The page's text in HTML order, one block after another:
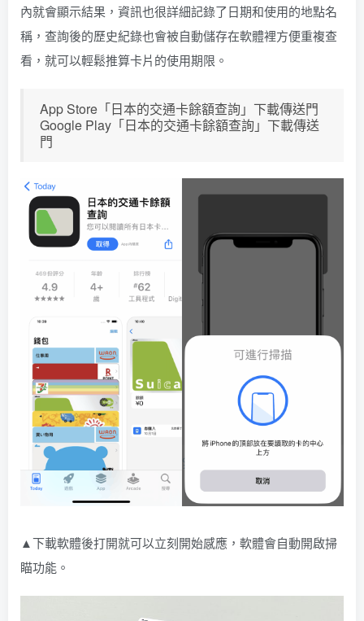
內就會顯示結果，資訊也很詳細記錄了日期和使用的地點名
稱，查詢後的歷史紀錄也會被自動儲存在軟體裡方便重複查
看，就可以輕鬆推算卡片的使用期限。
App Store「日本的交通卡餘額查詢」下載傳送門
Google Play「日本的交通卡餘額查詢」下載傳送
門
▲下載軟體後打開就可以立刻開始感應，軟體會自動開啟掃
瞄功能。